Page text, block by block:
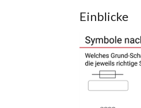
Einblicke